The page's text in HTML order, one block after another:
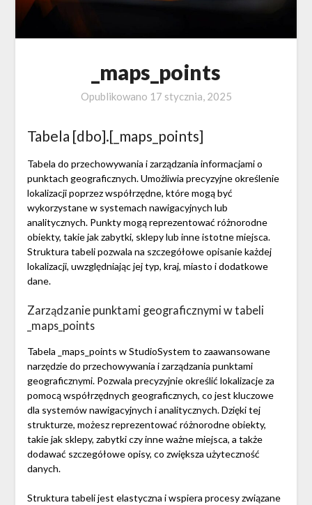
_maps_points
Opublikowano 17 stycznia, 2025
Tabela [dbo].[_maps_points]
Tabela do przechowywania i zarządzania informacjami o
punktach geograficznych. Umożliwia precyzyjne określenie
lokalizacji poprzez współrzędne, które mogą być
wykorzystane w systemach nawigacyjnych lub
analitycznych. Punkty mogą reprezentować różnorodne
obiekty, takie jak zabytki, sklepy lub inne istotne miejsca.
Struktura tabeli pozwala na szczegółowe opisanie każdej
lokalizacji, uwzględniając jej typ, kraj, miasto i dodatkowe
dane.
Zarządzanie punktami geograficznymi w tabeli
_maps_points
Tabela _maps_points w StudioSystem to zaawansowane
narzędzie do przechowywania i zarządzania punktami
geograficznymi. Pozwala precyzyjnie określić lokalizacje za
pomocą współrzędnych geograficznych, co jest kluczowe
dla systemów nawigacyjnych i analitycznych. Dzięki tej
strukturze, możesz reprezentować różnorodne obiekty,
takie jak sklepy, zabytki czy inne ważne miejsca, a także
dodawać szczegółowe opisy, co zwiększa użyteczność
danych.
Struktura tabeli jest elastyczna i wspiera procesy związane